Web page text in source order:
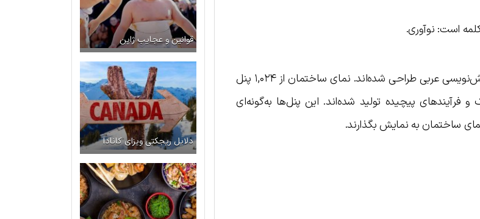
است: نوآوری.
این جملات توسط هنرمند اماراتی مطر بن لاحج در قالب خوش‌نویسی عربی طراحی شده‌اند. نمای ساختمان از ۱,۰۲۴ پنل
فرآیندهای پیچیده تولید شده‌اند. این پنل‌ها به‌گونه‌ای
ساختمان به نمایش بگذارند.
قوانین و عجایب ژاپن
دلایل ریجکتی ویزای کانادا